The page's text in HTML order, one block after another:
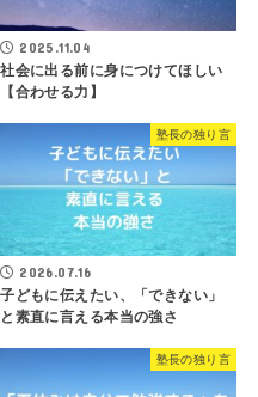
2025.11.04
社会に出る前に身につけてほしい
【合わせる力】
塾長の独り言
2026.07.16
子どもに伝えたい、「できない」
と素直に言える本当の強さ
塾長の独り言